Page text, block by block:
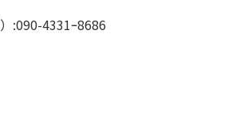
:090-4331ｰ8686